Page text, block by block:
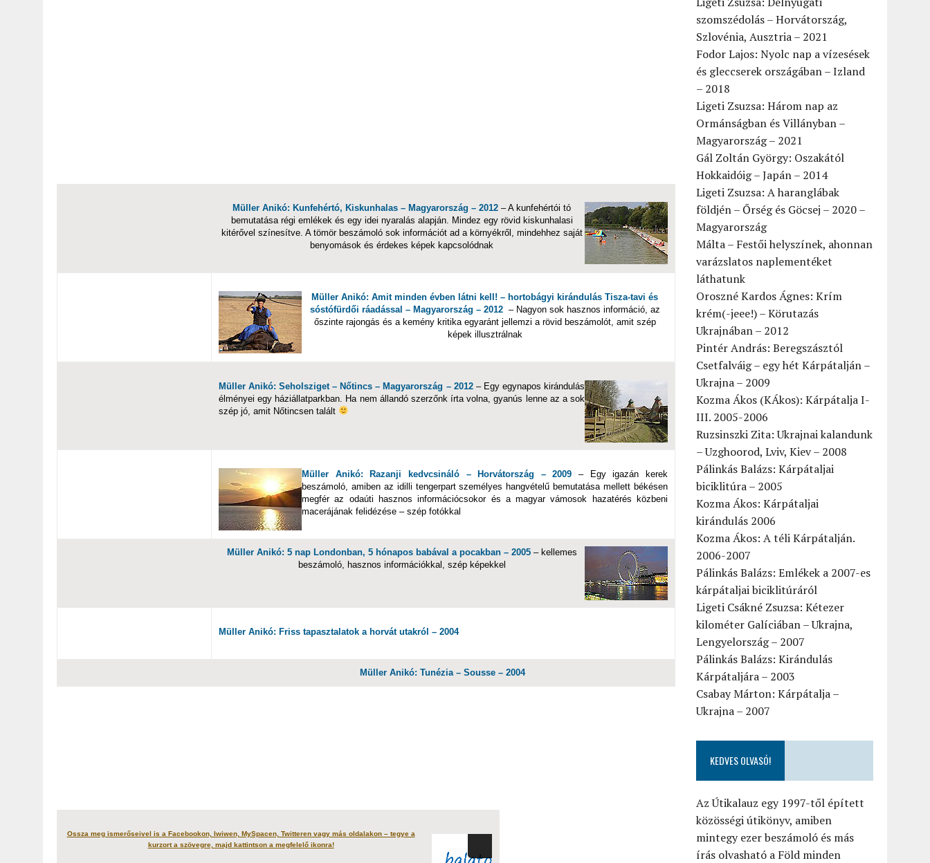
Müller Anikó: Kunfehértó, Kiskunhalas – Magyarország – 2012 – A kunfehértói tó
bemutatása régi emlékek és egy idei nyaralás alapján. Mindez egy rövid kiskunhalasi
kitérővel színesítve. A tömör beszámoló sok információt ad a környékről, mindehhez saját
benyomások és érdekes képek kapcsolódnak
Müller Anikó: Amit minden évben látni kell! – hortobágyi kirándulás Tisza-tavi és
sóstófürdői ráadással – Magyarország – 2012– Nagyon sok hasznos információ, az
őszinte rajongás és a kemény kritika egyaránt jellemzi a rövid beszámolót, amit szép
képek illusztrálnak
Müller Anikó: Seholsziget – Nőtincs – Magyarország – 2012– Egy egynapos kirándulás
élményei egy háziállatparkban. Ha nem állandó szerzőnk írta volna, gyanús lenne az a sok
szép jó, amit Nőtincsen talált
Müller Anikó: Razanji kedvcsináló – Horvátország – 2009 – Egy igazán kerek
beszámoló, amiben az idilli tengerpart személyes hangvételű bemutatása mellett békésen
megfér az odaúti hasznos információcsokor és a magyar vámosok hazatérés közbeni
macerájának felidézése – szép fotókkal
Müller Anikó: 5 nap Londonban, 5 hónapos babával a pocakban – 2005– kellemes
beszámoló, hasznos információkkal, szép képekkel
Müller Anikó: Friss tapasztalatok a horvát utakról – 2004
Müller Anikó: Tunézia – Sousse – 2004
Ossza meg ismerőseivel is a Facebookon, Iwiwen, MySpacen, Twitteren vagy más oldalakon – tegye a
kurzort a szövegre, majd kattintson a megfelelő ikonra!
szomszédolás – Horvátország,
Szlovénia, Ausztria – 2021
Fodor Lajos: Nyolc nap a vízesések
és gleccserek országában – Izland
– 2018
Ligeti Zsuzsa: Három nap az
Ormánságban és Villányban –
Magyarország – 2021
Gál Zoltán György: Oszakától
Hokkaidóig – Japán – 2014
Ligeti Zsuzsa: A haranglábak
földjén – Őrség és Göcsej – 2020 –
Magyarország
Málta – Festői helyszínek, ahonnan
varázslatos naplementéket
láthatunk
Oroszné Kardos Ágnes: Krím
krém(-jeee!) – Körutazás
Ukrajnában – 2012
Pintér András: Beregszásztól
Csetfalváig – egy hét Kárpátalján –
Ukrajna – 2009
Kozma Ákos (KÁkos): Kárpátalja I-
III. 2005-2006
Ruzsinszki Zita: Ukrajnai kalandunk
– Uzghoorod, Lviv, Kiev – 2008
Pálinkás Balázs: Kárpátaljai
biciklitúra – 2005
Kozma Ákos: Kárpátaljai
kirándulás 2006
Kozma Ákos: A téli Kárpátalján.
2006-2007
Pálinkás Balázs: Emlékek a 2007-es
kárpátaljai biciklitúráról
Ligeti Csákné Zsuzsa: Kétezer
kilométer Galíciában – Ukrajna,
Lengyelország – 2007
Pálinkás Balázs: Kirándulás
Kárpátaljára – 2003
Csabay Márton: Kárpátalja –
Ukrajna – 2007
KEDVES OLVASÓ!
Az Útikalauz egy 1997-től épített
közösségi útikönyv, amiben
mintegy ezer beszámoló és más
írás olvasható a Föld minden